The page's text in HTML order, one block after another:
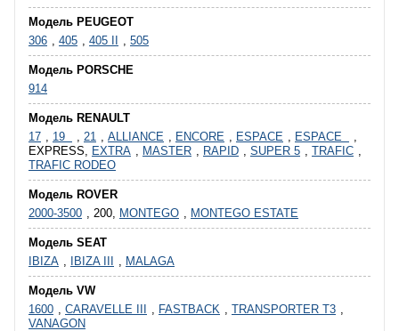
Модель PEUGEOT
306 , 405 , 405 II , 505
Модель PORSCHE
914
Модель RENAULT
17 , 19 , 21 , ALLIANCE , ENCORE , ESPACE , ESPACE
,
EXPRESS, EXTRA , MASTER , RAPID , SUPER 5 , TRAFIC ,
TRAFIC RODEO
Модель ROVER
2000-3500 , 200, MONTEGO , MONTEGO ESTATE
Модель SEAT
IBIZA , IBIZA III , MALAGA
Модель VW
1600 , CARAVELLE III , FASTBACK , TRANSPORTER T3 ,
VANAGON